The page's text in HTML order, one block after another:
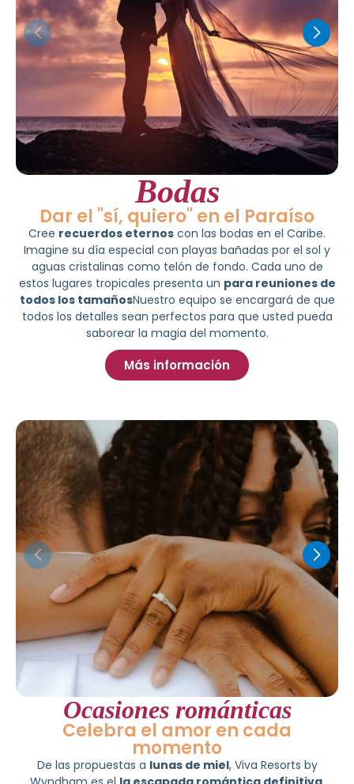
Bodas
Dar el "sí, quiero" en el Paraíso
Cree recuerdos eternos con las bodas en el Caribe.
Imagine su día especial con playas bañadas por el sol y
aguas cristalinas como telón de fondo. Cada uno de
estos lugares tropicales presenta un para reuniones de
todos los tamañosNuestro equipo se encargará de que
todos los detalles sean perfectos para que usted pueda
saborear la magia del momento.
Más información
Ocasiones románticas
Celebra el amor en cada
momento
De las propuestas a lunas de miel, Viva Resorts by